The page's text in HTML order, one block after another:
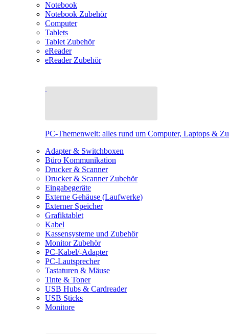
Notebook
Notebook Zubehör
Computer
Tablets
Tablet Zubehör
eReader
eReader Zubehör
PC-Themenwelt: alles rund um Computer, Laptops &
Adapter & Switchboxen
Büro Kommunikation
Drucker & Scanner
Drucker & Scanner Zubehör
Eingabegeräte
Externe Gehäuse (Laufwerke)
Externer Speicher
Grafiktablet
Kabel
Kassensysteme und Zubehör
Monitor Zubehör
PC-Kabel/-Adapter
PC-Lautsprecher
Tastaturen & Mäuse
Tinte & Toner
USB Hubs & Cardreader
USB Sticks
Monitore